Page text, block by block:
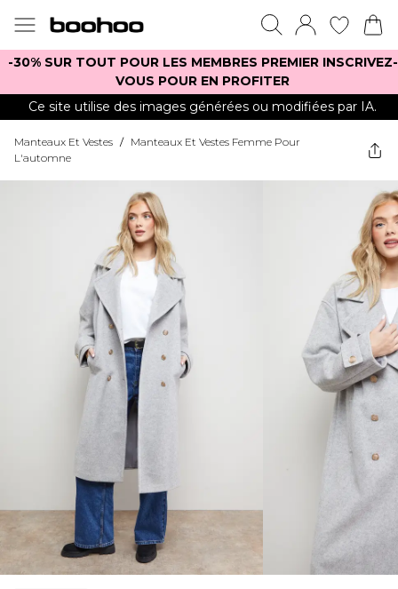
-30% SUR TOUT POUR LES MEMBRES PREMIER INSCRIVEZ-
VOUS POUR EN PROFITER
Ce site utilise des images générées ou modifiées par IA.
Manteaux Et Vestes / Manteaux Et Vestes Femme Pour
L'automne